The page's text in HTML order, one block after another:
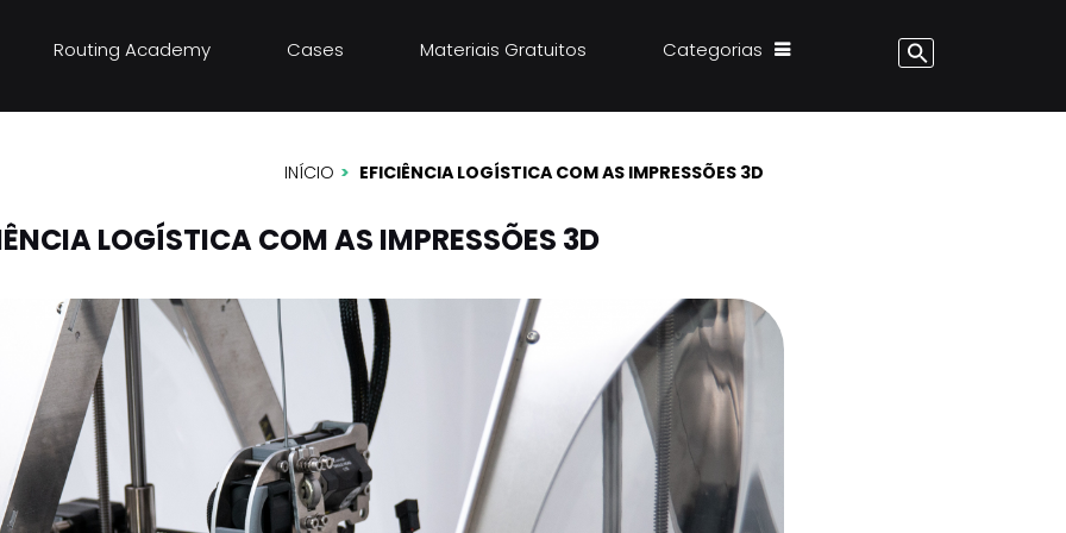
Routing Academy Cases Materiais Gratuitos Categorias
as
INÍCIO EFICIÊNCIA LOGÍSTICA COM AS IMPRESSÕES 3D
LOGÍSTICA COM AS IMPRESSÕES 3D